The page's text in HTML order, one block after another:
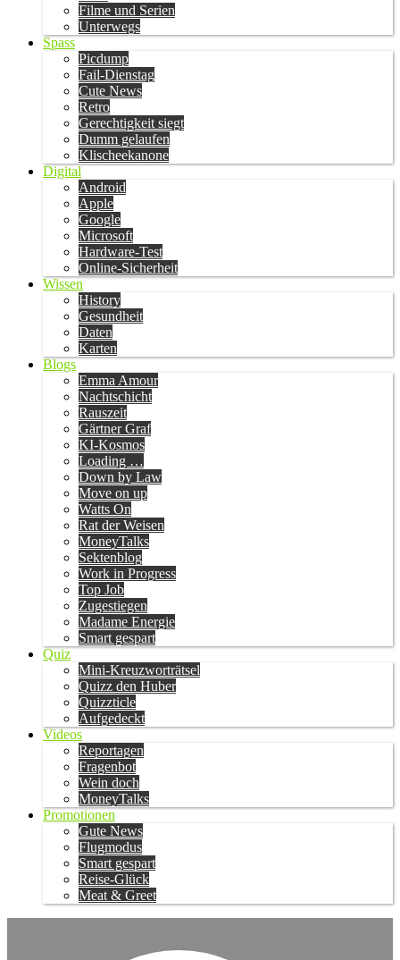
Filme und Serien
Unterwegs
Spass
Picdump
Fail-Dienstag
Cute News
Retro
Gerechtigkeit siegt
Dumm gelaufen
Klischeekanone
Digital
Android
Apple
Google
Microsoft
Hardware-Test
Online-Sicherheit
Wissen
History
Gesundheit
Daten
Karten
Blogs
Emma Amour
Nachtschicht
Rauszeit
Gärtner Graf
KI-Kosmos
Loading …
Down by Law
Move on up
Watts On
Rat der Weisen
MoneyTalks
Sektenblog
Work in Progress
Top Job
Zugestiegen
Madame Energie
Smart gespart
Quiz
Mini-Kreuzworträtsel
Quizz den Huber
Quizzticle
Aufgedeckt
Videos
Reportagen
Fragenbot
Wein doch
MoneyTalks
Promotionen
Gute News
Flugmodus
Smart gespart
Reise-Glück
Meat & Greet